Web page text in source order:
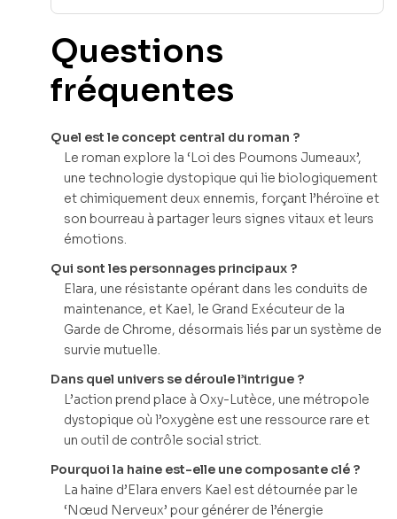
Questions
fréquentes
Quel est le concept central du roman ?
Le roman explore la ‘Loi des Poumons Jumeaux’,
une technologie dystopique qui lie biologiquement
et chimiquement deux ennemis, forçant l’héroïne et
son bourreau à partager leurs signes vitaux et leurs
émotions.
Qui sont les personnages principaux ?
Elara, une résistante opérant dans les conduits de
maintenance, et Kael, le Grand Exécuteur de la
Garde de Chrome, désormais liés par un système de
survie mutuelle.
Dans quel univers se déroule l’intrigue ?
L’action prend place à Oxy-Lutèce, une métropole
dystopique où l’oxygène est une ressource rare et
un outil de contrôle social strict.
Pourquoi la haine est-elle une composante clé ?
La haine d’Elara envers Kael est détournée par le
‘Nœud Nerveux’ pour générer de l’énergie